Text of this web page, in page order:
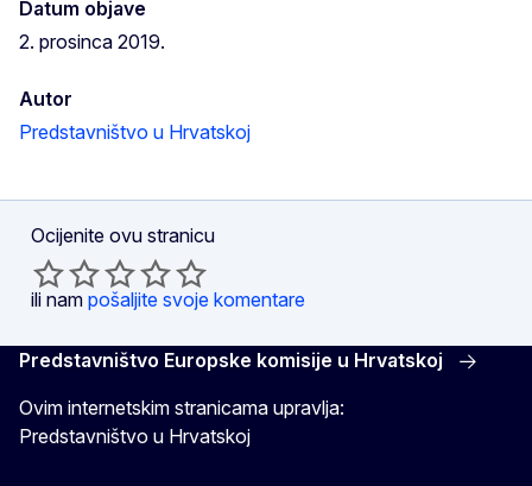
Datum objave
2. prosinca 2019.
Autor
Predstavništvo u Hrvatskoj
Ocijenite ovu stranicu
ili nam pošaljite svoje komentare
Predstavništvo Europske komisije u Hrvatskoj
Ovim internetskim stranicama upravlja:
Predstavništvo u Hrvatskoj